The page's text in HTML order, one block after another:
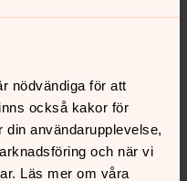
nödvändiga för att
också kakor för
användarupplevelse,
och när vi
Läs mer om våra